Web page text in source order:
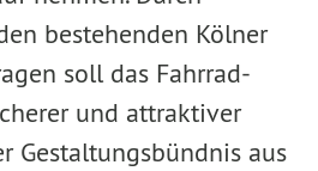
bestehenden Kölner
soll das Fahrrad-
und attraktiver
Gestaltungsbündnis aus